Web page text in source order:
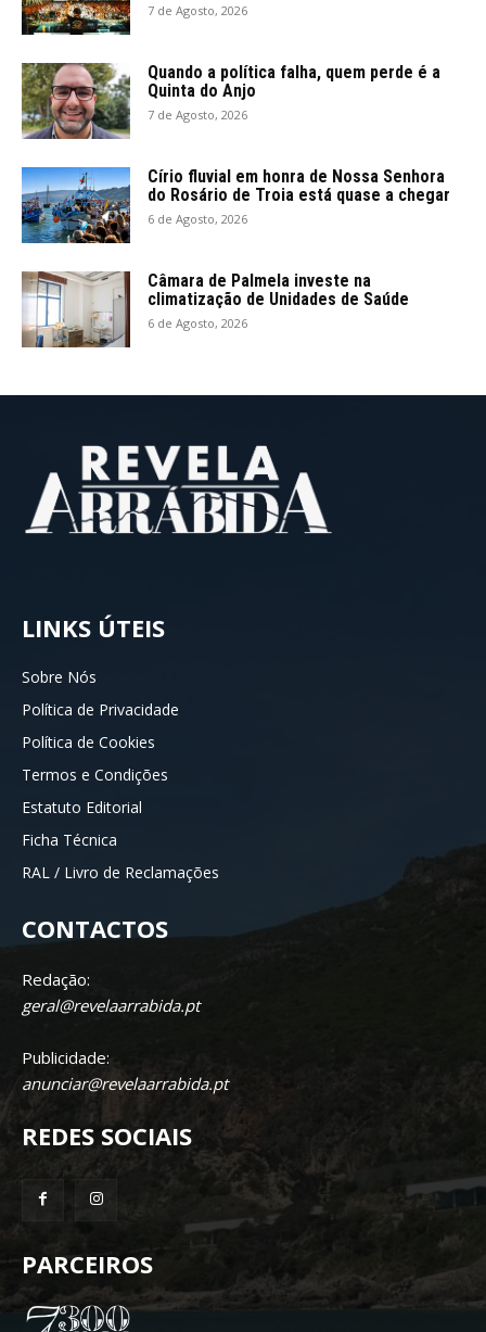
7 de Agosto, 2026
Quando a política falha, quem perde é a
Quinta do Anjo
7 de Agosto, 2026
Círio fluvial em honra de Nossa Senhora
do Rosário de Troia está quase a chegar
6 de Agosto, 2026
Câmara de Palmela investe na
climatização de Unidades de Saúde
6 de Agosto, 2026
LINKS ÚTEIS
Sobre Nós
Política de Privacidade
Política de Cookies
Termos e Condições
Estatuto Editorial
Ficha Técnica
RAL / Livro de Reclamações
CONTACTOS
Redação:
geral@revelaarrabida.pt
Publicidade:
anunciar@revelaarrabida.pt
REDES SOCIAIS
PARCEIROS